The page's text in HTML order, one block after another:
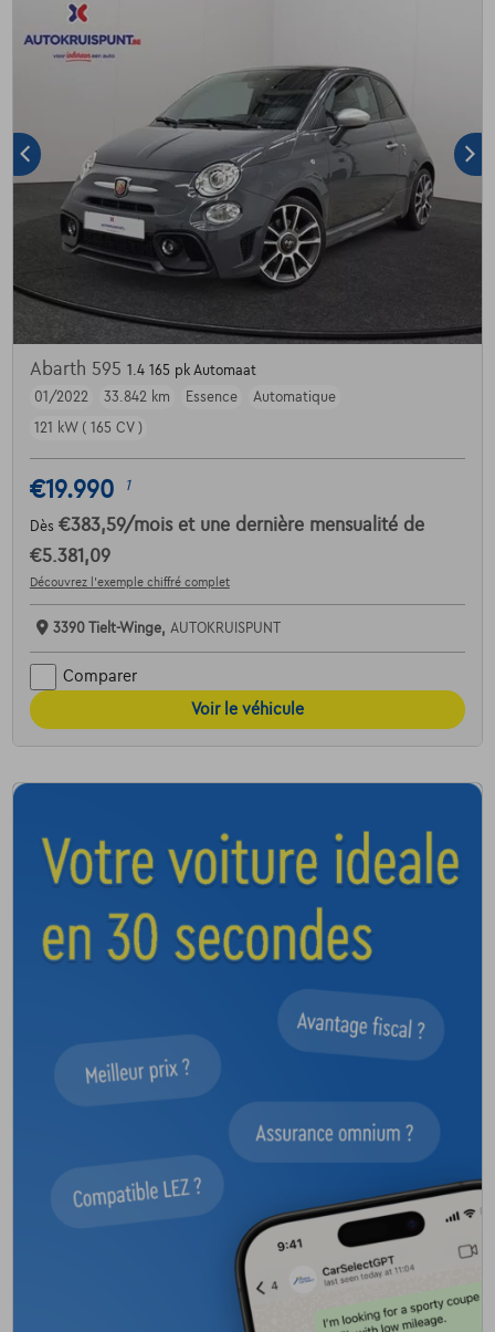
Abarth 595 1.4 165 pk Automaat
01/2022
33.842 km Essence
Automatique
121 kW ( 165 CV )
€19.990 1
Dès €383,59/mois et une dernière mensualité de
€5.381,09
Découvrez l’exemple chiffré complet
3390 Tielt-Winge, AUTOKRUISPUNT
Comparer
Voir le véhicule